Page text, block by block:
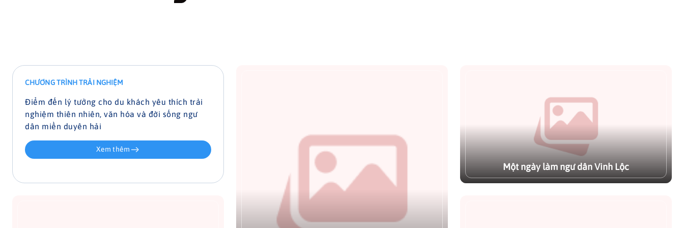
CHƯƠNG TRÌNH TRẢI NGHIỆM
Điểm đến lý tưởng cho du khách yêu thích trải
nghiệm thiên nhiên, văn hóa và đời sống ngư
dân miền duyên hải
Xem thêm
là một ngôi quốc tư cổ kính được xếp hạng di
tích lịch sử - văn hóa cấp quốc gia. Đây là điểm
đến lý tưởng cho những ai muốn kết hợp chuyến
đi trải nghiệm thiên nhiên với hành trình tìm
kiếm sự an yên trong tâm hồn.
Một ngày làm ngư dân Vinh Lộc
Bạn đã bao giờ tự tay quăng lưới bắt cá, hay
chèo chiếc ghe nhỏ lướt đi giữa mênh mông
sông nước lúc bình minh? Tour trải nghiệm "Một
ngày làm ngư dân" tại xã Vinh Lộc chính là tấm
vé đưa bạn rời xa khói bụi thành phố để hóa
thân thành một người con của biển khơi và đầm
Xem chi tiết